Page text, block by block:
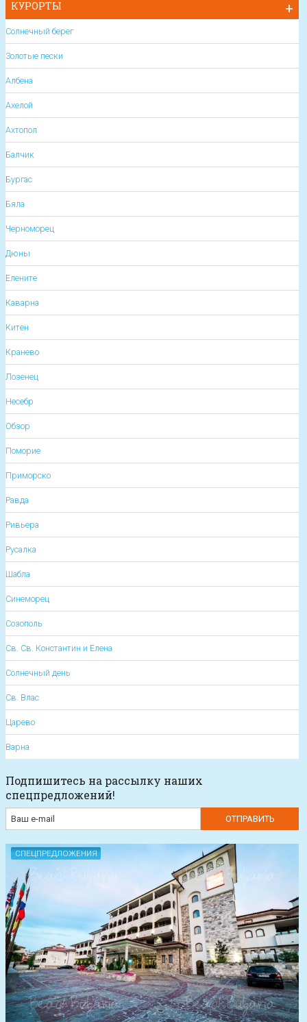
КУРОРТЫ
Солнечный берег
Золотые пески
Албена
Ахелой
Ахтопол
Балчик
Бургас
Бяла
Черноморец
Дюны
Елените
Каварна
Китен
Кранево
Лозенец
Несебр
Обзор
Поморие
Приморско
Равда
Ривьера
Русалка
Шабла
Синеморец
Созополь
Св. Св. Константин и Елена
Солнечный день
Св. Влас
Царево
Варна
Подпишитесь на рассылку наших
спецпредложений!
СПЕЦПРЕДЛОЖЕНИЯ